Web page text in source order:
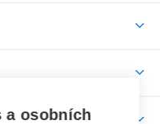
a osobních